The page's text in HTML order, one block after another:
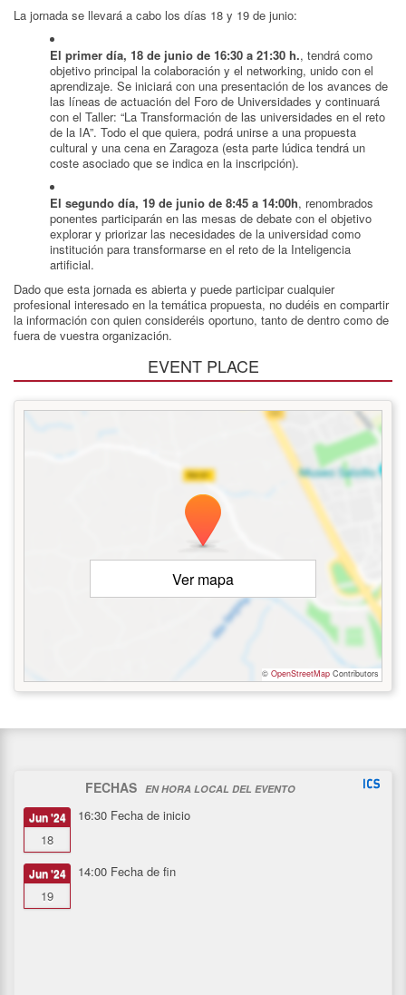
La jornada se llevará a cabo los días 18 y 19 de junio:
El primer día, 18 de junio de 16:30 a 21:30 h., tendrá como
objetivo principal la colaboración y el networking, unido con el
aprendizaje. Se iniciará con una presentación de los avances de
las líneas de actuación del Foro de Universidades y continuará
con el Taller: “La Transformación de las universidades en el reto
de la IA”. Todo el que quiera, podrá unirse a una propuesta
cultural y una cena en Zaragoza (esta parte lúdica tendrá un
coste asociado que se indica en la inscripción).
El segundo día, 19 de junio de 8:45 a 14:00h, renombrados
ponentes participarán en las mesas de debate con el objetivo
explorar y priorizar las necesidades de la universidad como
institución para transformarse en el reto de la Inteligencia
artificial.
Dado que esta jornada es abierta y puede participar cualquier
profesional interesado en la temática propuesta, no dudéis en compartir
la información con quien consideréis oportuno, tanto de dentro como de
fuera de vuestra organización.
EVENT PLACE
Ver mapa
© OpenStreetMap Contributors
FECHAS EN HORA LOCAL DEL EVENTO
Jun '24
18
16:30 Fecha de inicio
Jun '24
19
14:00 Fecha de fin